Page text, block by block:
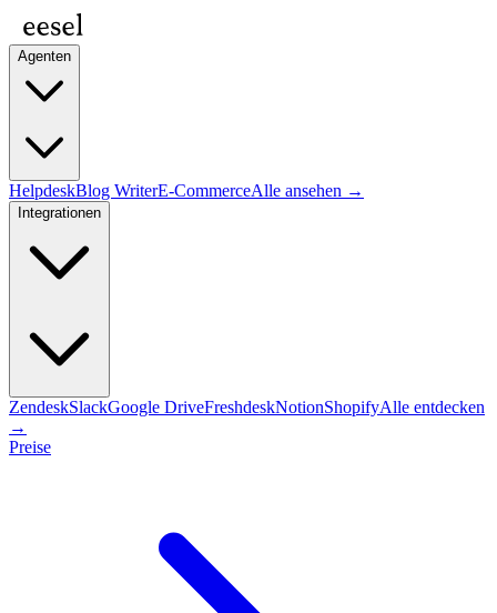
Agenten
HelpdeskBlog WriterE-CommerceAlle ansehen →
Integrationen
ZendeskSlackGoogle DriveFreshdeskNotionShopifyAlle entdecken
→
Preise